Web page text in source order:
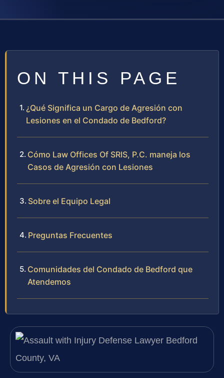
ON THIS PAGE
¿Qué Significa un Cargo de Agresión con
Lesiones en el Condado de Bedford?
Cómo Law Offices Of SRIS, P.C. maneja los
Casos de Agresión con Lesiones
Sobre el Equipo Legal
Preguntas Frecuentes
Comunidades del Condado de Bedford que
Atendemos